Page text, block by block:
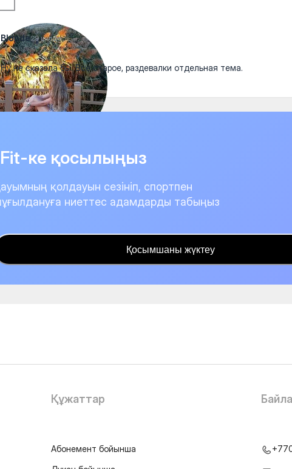
Blonde29 шілде
Ну не сказала бы. Все старое, раздевалки отдельная тема.
ке қосылыңыз
қолдауын сезініп, спортпен
ниеттес адамдарды табыңыз
Қосымшаны жүктеу
Құжаттар
Абонемент бойынша